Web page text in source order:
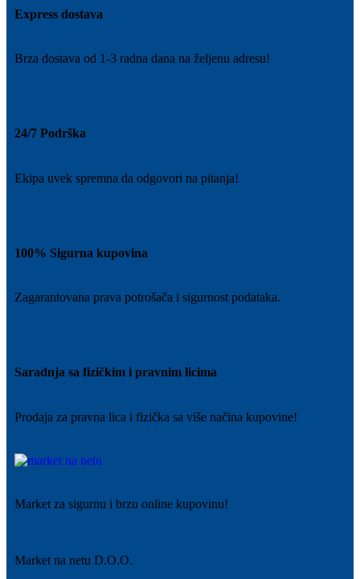
Express dostava
Brza dostava od 1-3 radna dana na željenu adresu!
24/7 Podrška
Ekipa uvek spremna da odgovori na pitanja!
100% Sigurna kupovina
Zagarantovana prava potrošača i sigurnost podataka.
Saradnja sa fizičkim i pravnim licima
Prodaja za pravna lica i fizička sa više načina kupovine!
Market za sigurnu i brzu online kupovinu!
Market na netu D.O.O.